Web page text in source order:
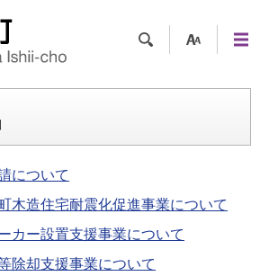
ツー
ュー
について
木造住宅耐震化促進事業について
カー設置支援事業について
除却支援事業について